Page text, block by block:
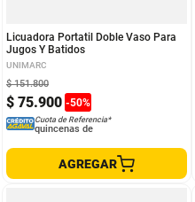
Licuadora Portatil Doble Vaso Para
Jugos Y Batidos
UNIMARC
$ 75.900 -50%
$ 151.800
Cuota de Referencia*
quincenas de
AGREGAR